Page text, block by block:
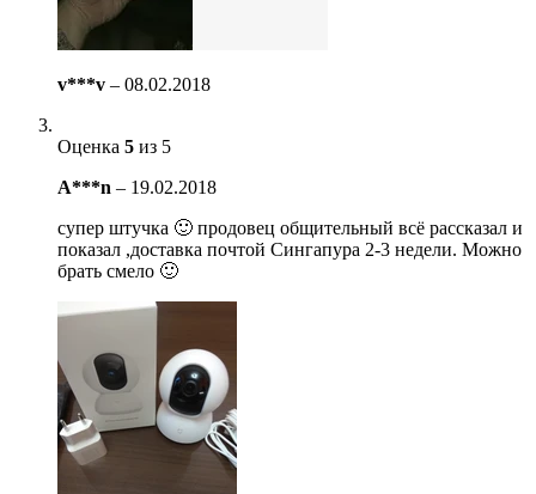
v***v – 08.02.2018
Оценка 5 из 5
A***n – 19.02.2018
супер штучка 🙂 продовец общительный всё рассказал и
показал ,доставка почтой Сингапура 2-3 недели. Можно
брать смело 🙂